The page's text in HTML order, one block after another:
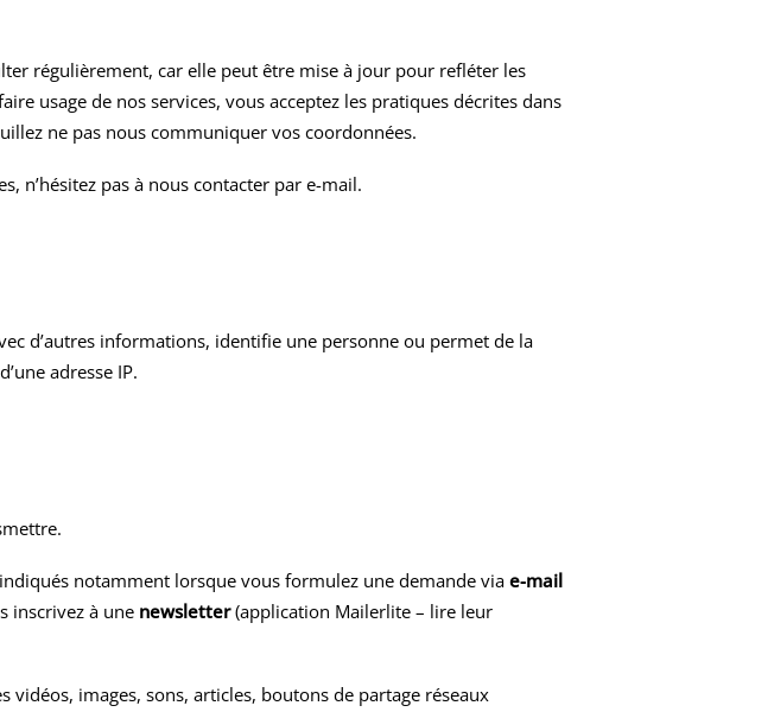
régulièrement, car elle peut être mise à jour pour refléter les
usage de nos services, vous acceptez les pratiques décrites dans
ne pas nous communiquer vos coordonnées.
n’hésitez pas à nous contacter par e-mail.
d’autres informations, identifie une personne ou permet de la
adresse IP.
notamment lorsque vous formulez une demande via e-mail
inscrivez à une newsletter(application Mailerlite – lire leur
vidéos, images, sons, articles, boutons de partage réseaux